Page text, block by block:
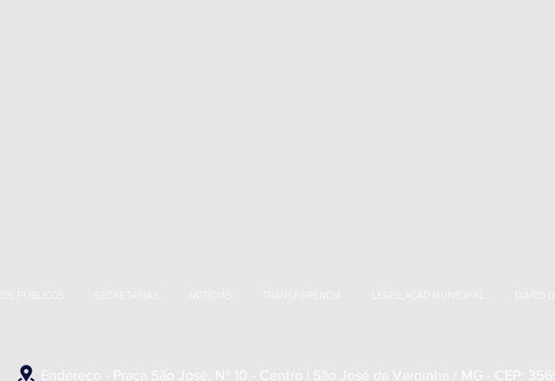
SECRETARIAS NOTÍCIAS TRANSPARÊNCIA LEGISLAÇÃO MUNICIPAL DIÁRIO
Endereço - Praça São José, Nº 10 - Centro | São José da Varginha / MG - CEP: